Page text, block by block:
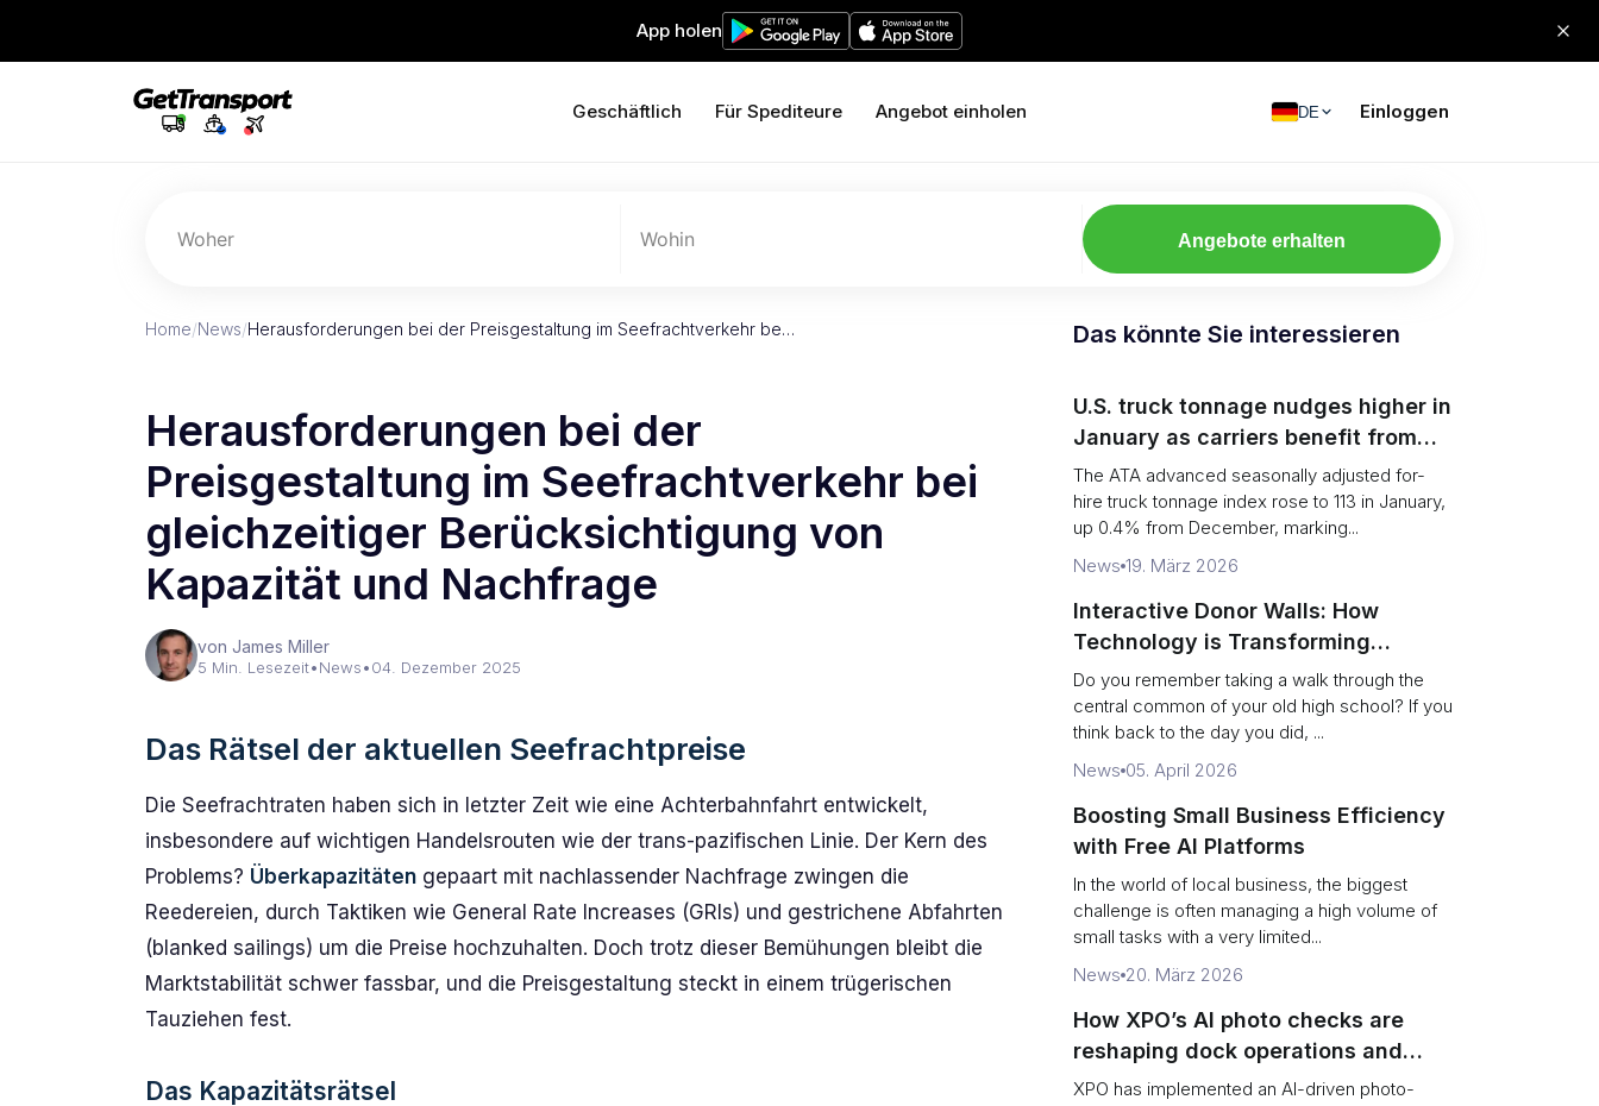
App holen
Geschäftlich Für Spediteure Angebot einholen DE Einloggen
Woher Wohin Angebote erhalten
Home/News/Herausforderungen bei der Preisgestaltung im Seefrachtverkehr be…
Herausforderungen bei der
Preisgestaltung im Seefrachtverkehr bei
gleichzeitiger Berücksichtigung von
Kapazität und Nachfrage
von James Miller
5 Min. Lesezeit•News•04. Dezember 2025
Das Rätsel der aktuellen Seefrachtpreise
Die Seefrachtraten haben sich in letzter Zeit wie eine Achterbahnfahrt entwickelt,
insbesondere auf wichtigen Handelsrouten wie der trans-pazifischen Linie. Der Kern des
Problems? Überkapazitäten gepaart mit nachlassender Nachfrage zwingen die
Reedereien, durch Taktiken wie General Rate Increases (GRIs) und gestrichene Abfahrten
(blanked sailings) um die Preise hochzuhalten. Doch trotz dieser Bemühungen bleibt die
Marktstabilität schwer fassbar, und die Preisgestaltung steckt in einem trügerischen
Tauziehen fest.
Das Kapazitätsrätsel
Das könnte Sie interessieren
U.S. truck tonnage nudges higher in
January as carriers benefit from
tighter capacity
The ATA advanced seasonally adjusted for-
hire truck tonnage index rose to 113 in January,
up 0.4% from December, marking...
News 19. März 2026
Interactive Donor Walls: How
Technology is Transforming
Campus Philanthropy
Do you remember taking a walk through the
central common of your old high school? If you
think back to the day you did, ...
News 05. April 2026
Boosting Small Business Efficiency
with Free AI Platforms
In the world of local business, the biggest
challenge is often managing a high volume of
small tasks with a very limited...
News 20. März 2026
How XPO’s AI photo checks are
reshaping dock operations and
service response
XPO has implemented an AI-driven photo-